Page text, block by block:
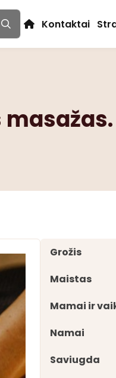
Kontaktai
Grožis
Maistas
Mamai ir
Namai
Saviugda